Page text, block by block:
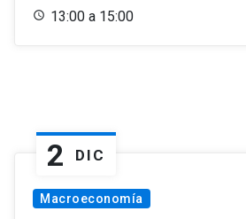
13:00 a 15:00
2 DIC
Macroeconomía